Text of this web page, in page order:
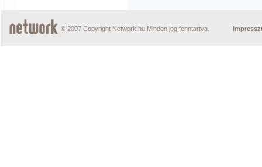
© 2007 Copyright Network.hu Minden jog fenntartva.